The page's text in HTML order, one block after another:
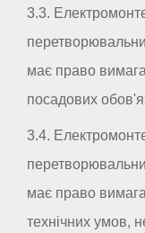
3.3.
має право
посадових
3.4.
має право
технічних умов,